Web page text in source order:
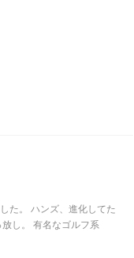
た。 ハンズ、進化してた
し。 有名なゴルフ系